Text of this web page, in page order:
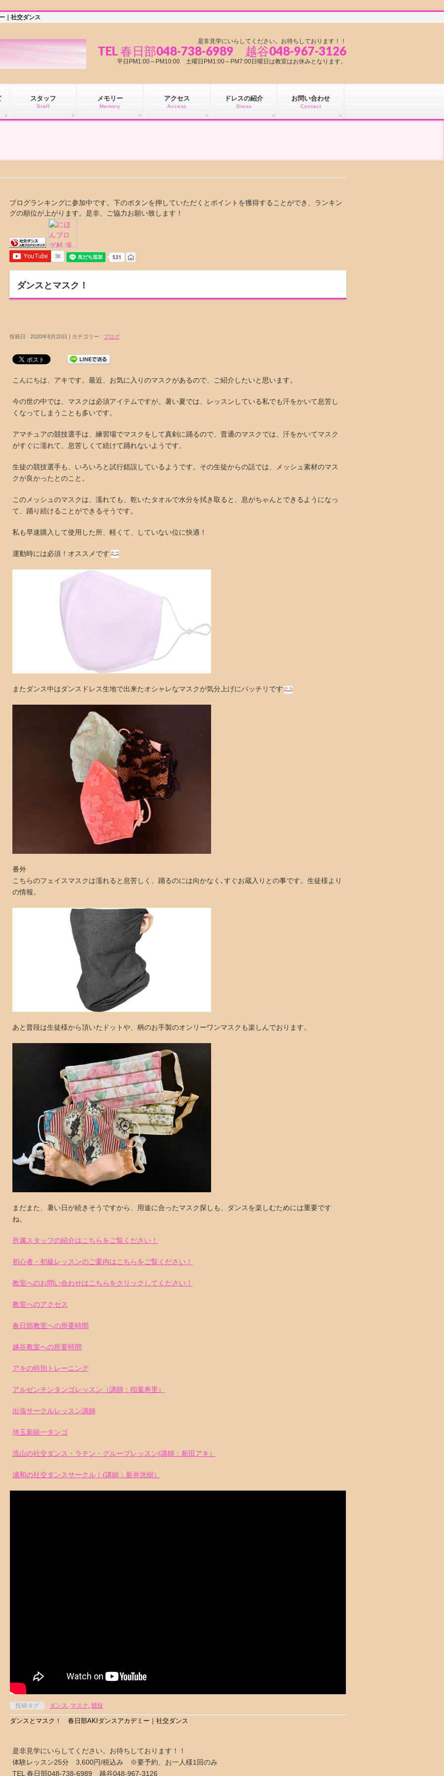
｜社交ダンス
是非見学にいらしてください。お待ちしております！！
TEL 春日部048-738-6989 越谷048-967-3126
平日PM1:00～PM10:00 土曜日PM1:00～PM7:00日曜日は教室はお休みとなります。
スタッフ
Staff
メモリー
Memory
アクセス
Access
ドレスの紹介
Dress
お問い合わせ
Contact
ブログランキングに参加中です。下のボタンを押していただくとポイントを獲得することができ、ランキン
グの順位が上がります。是非、ご協力お願い致します！
ダンスとマスク！
投稿日 : 2020年8月20日 | カテゴリー : ブログ
こんにちは、アキです。最近、お気に入りのマスクがあるので、ご紹介したいと思います。
今の世の中では、マスクは必須アイテムですが。暑い夏では、レッスンしている私でも汗をかいて息苦し
くなってしまうことも多いです。
アマチュアの競技選手は、練習場でマスクをして真剣に踊るので、普通のマスクでは、汗をかいてマスク
がすぐに濡れて、息苦しくて続けて踊れないようです。
生徒の競技選手も、いろいろと試行錯誤しているようです。その生徒からの話では、メッシュ素材のマス
クが良かったとのこと。
このメッシュのマスクは、濡れても、乾いたタオルで水分を拭き取ると、息がちゃんとできるようになっ
て、踊り続けることができるそうです。
私も早速購入して使用した所、軽くて、していない位に快適！
運動時には必須！オススメです
またダンス中はダンスドレス生地で出来たオシャレなマスクが気分上げにバッチリです
番外
こちらのフェイスマスクは濡れると息苦しく、踊るのには向かなく､すぐお蔵入りとの事です。生徒様より
の情報。
あと普段は生徒様から頂いたドットや、柄のお手製のオンリーワンマスクも楽しんでおります。
まだまた、暑い日が続きそうですから、用途に合ったマスク探しも、ダンスを楽しむためには重要です
ね。
所属スタッフの紹介はこちらをご覧ください！
初心者・初級レッスンのご案内はこちらをご覧ください！
教室へのお問い合わせはこちらをクリックしてください！
教室へのアクセス
春日部教室への所要時間
越谷教室への所要時間
アキの特別トレーニング
アルゼンチンタンゴレッスン（講師：稲葉寿里）
出張サークルレッスン講師
埼玉新統一タンゴ
流山の社交ダンス・ラテン・グループレッスン(講師：新田アキ）
浦和の社交ダンスサークル！(講師：新井洸樹）
投稿タグ ダンス, マスク , 競技
ダンスとマスク！ 春日部AKIダンスアカデミー｜社交ダンス
是非見学にいらしてください。お待ちしております！！
体験レッスン25分 3,600円/税込み ※要予約、お一人様1回のみ
TEL 春日部048-738-6989 越谷048-967-3126